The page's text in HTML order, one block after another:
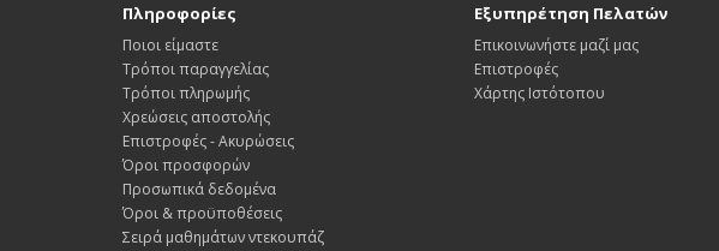
Πληροφορίες
Ποιοι είμαστε
Τρόποι παραγγελίας
Τρόποι πληρωμής
Χρεώσεις αποστολής
Επιστροφές - Ακυρώσεις
Όροι προσφορών
Προσωπικά δεδομένα
Όροι & προϋποθέσεις
Σειρά μαθημάτων ντεκουπάζ
Εξυπηρέτηση Πελατών
Επικοινωνήστε μαζί μας
Επιστροφές
Χάρτης Ιστότοπου